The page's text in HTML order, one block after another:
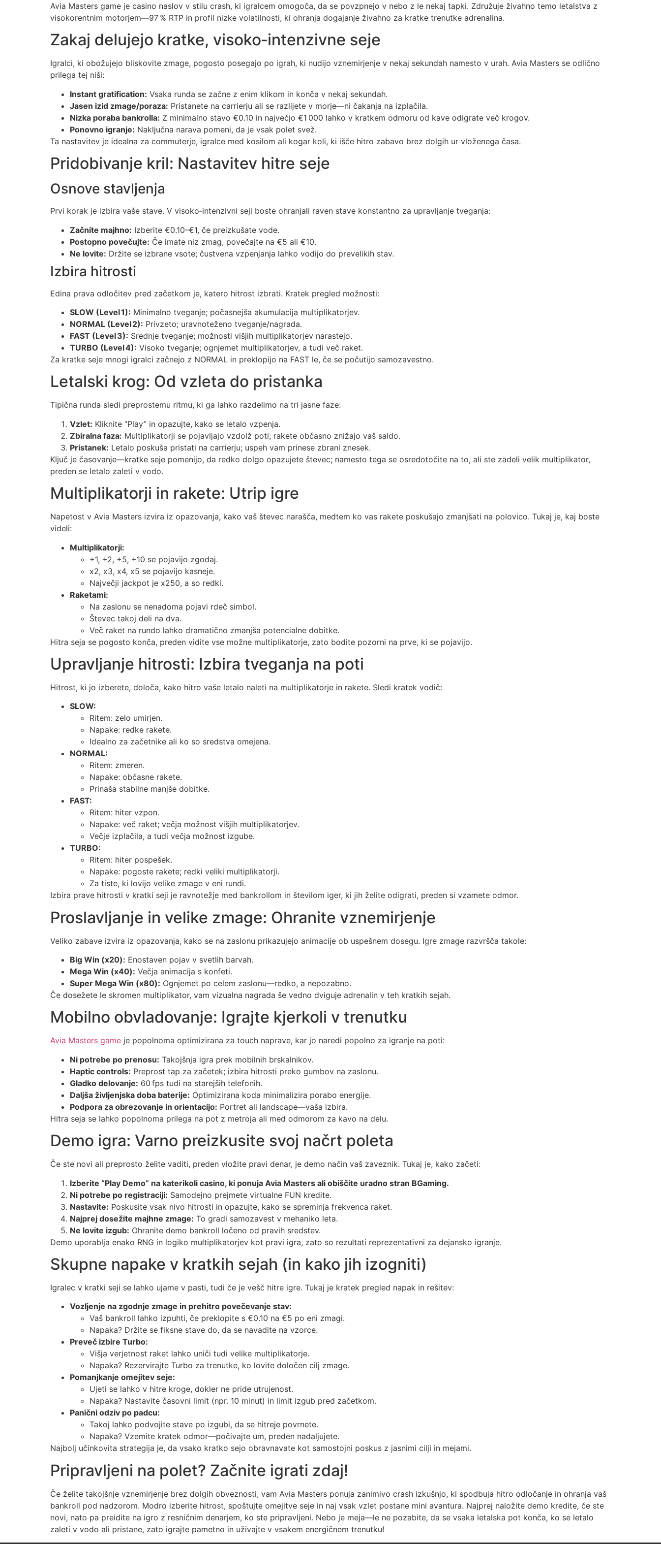
Avia Masters game je casino naslov v stilu crash, ki igralcem omogoča, da se povzpnejo v nebo z le nekaj tapki. Združuje živahno temo letalstva z
visokorentnim motorjem—97 % RTP in profil nizke volatilnosti, ki ohranja dogajanje živahno za kratke trenutke adrenalina.
Zakaj delujejo kratke, visoko‑intenzivne seje
Igralci, ki obožujejo bliskovite zmage, pogosto posegajo po igrah, ki nudijo vznemirjenje v nekaj sekundah namesto v urah. Avia Masters se odlično
prilega tej niši:
Instant gratification: Vsaka runda se začne z enim klikom in konča v nekaj sekundah.
Jasen izid zmage/poraza: Pristanete na carrierju ali se razlijete v morje—ni čakanja na izplačila.
Nizka poraba bankrolla: Z minimalno stavo €0.10 in največjo €1 000 lahko v kratkem odmoru od kave odigrate več krogov.
Ponovno igranje: Naključna narava pomeni, da je vsak polet svež.
Ta nastavitev je idealna za commuterje, igralce med kosilom ali kogar koli, ki išče hitro zabavo brez dolgih ur vloženega časa.
Pridobivanje kril: Nastavitev hitre seje
Osnove stavljenja
Prvi korak je izbira vaše stave. V visoko‑intenzivni seji boste ohranjali raven stave konstantno za upravljanje tveganja:
Začnite majhno: Izberite €0.10–€1, če preizkušate vode.
Postopno povečujte: Če imate niz zmag, povečajte na €5 ali €10.
Ne lovite: Držite se izbrane vsote; čustvena vzpenjanja lahko vodijo do prevelikih stav.
Izbira hitrosti
Edina prava odločitev pred začetkom je, katero hitrost izbrati. Kratek pregled možnosti:
SLOW (Level 1): Minimalno tveganje; počasnejša akumulacija multiplikatorjev.
NORMAL (Level 2): Privzeto; uravnoteženo tveganje/nagrada.
FAST (Level 3): Srednje tveganje; možnosti višjih multiplikatorjev narastejo.
TURBO (Level 4): Visoko tveganje; ognjemet multiplikatorjev, a tudi več raket.
Za kratke seje mnogi igralci začnejo z NORMAL in preklopijo na FAST le, če se počutijo samozavestno.
Letalski krog: Od vzleta do pristanka
Tipična runda sledi preprostemu ritmu, ki ga lahko razdelimo na tri jasne faze:
Vzlet: Kliknite “Play” in opazujte, kako se letalo vzpenja.
Zbiralna faza: Multiplikatorji se pojavljajo vzdolž poti; rakete občasno znižajo vaš saldo.
Pristanek: Letalo poskuša pristati na carrierju; uspeh vam prinese zbrani znesek.
Ključ je časovanje—kratke seje pomenijo, da redko dolgo opazujete števec; namesto tega se osredotočite na to, ali ste zadeli velik multiplikator,
preden se letalo zaleti v vodo.
Multiplikatorji in rakete: Utrip igre
Napetost v Avia Masters izvira iz opazovanja, kako vaš števec narašča, medtem ko vas rakete poskušajo zmanjšati na polovico. Tukaj je, kaj boste
videli:
Multiplikatorji:
+1, +2, +5, +10 se pojavijo zgodaj.
x2, x3, x4, x5 se pojavijo kasneje.
Največji jackpot je x250, a so redki.
Raketami:
Na zaslonu se nenadoma pojavi rdeč simbol.
Števec takoj deli na dva.
Več raket na rundo lahko dramatično zmanjša potencialne dobitke.
Hitra seja se pogosto konča, preden vidite vse možne multiplikatorje, zato bodite pozorni na prve, ki se pojavijo.
Upravljanje hitrosti: Izbira tveganja na poti
Hitrost, ki jo izberete, določa, kako hitro vaše letalo naleti na multiplikatorje in rakete. Sledi kratek vodič:
SLOW:
Ritem: zelo umirjen.
Napake: redke rakete.
Idealno za začetnike ali ko so sredstva omejena.
NORMAL:
Ritem: zmeren.
Napake: občasne rakete.
Prinaša stabilne manjše dobitke.
FAST:
Ritem: hiter vzpon.
Napake: več raket; večja možnost višjih multiplikatorjev.
Večje izplačila, a tudi večja možnost izgube.
TURBO:
Ritem: hiter pospešek.
Napake: pogoste rakete; redki veliki multiplikatorji.
Za tiste, ki lovijo velike zmage v eni rundi.
Izbira prave hitrosti v kratki seji je ravnotežje med bankrollom in številom iger, ki jih želite odigrati, preden si vzamete odmor.
Proslavljanje in velike zmage: Ohranite vznemirjenje
Veliko zabave izvira iz opazovanja, kako se na zaslonu prikazujejo animacije ob uspešnem dosegu. Igre zmage razvršča takole:
Big Win (x20): Enostaven pojav v svetlih barvah.
Mega Win (x40): Večja animacija s konfeti.
Super Mega Win (x80): Ognjemet po celem zaslonu—redko, a nepozabno.
Če dosežete le skromen multiplikator, vam vizualna nagrada še vedno dviguje adrenalin v teh kratkih sejah.
Mobilno obvladovanje: Igrajte kjerkoli v trenutku
Avia Masters game je popolnoma optimizirana za touch naprave, kar jo naredi popolno za igranje na poti:
Ni potrebe po prenosu: Takojšnja igra prek mobilnih brskalnikov.
Haptic controls: Preprost tap za začetek; izbira hitrosti preko gumbov na zaslonu.
Gladko delovanje: 60 fps tudi na starejših telefonih.
Daljša življenjska doba baterije: Optimizirana koda minimalizira porabo energije.
Podpora za obrezovanje in orientacijo: Portret ali landscape—vaša izbira.
Hitra seja se lahko popolnoma prilega na pot z metroja ali med odmorom za kavo na delu.
Demo igra: Varno preizkusite svoj načrt poleta
Če ste novi ali preprosto želite vaditi, preden vložite pravi denar, je demo način vaš zaveznik. Tukaj je, kako začeti:
Izberite “Play Demo” na katerikoli casino, ki ponuja Avia Masters ali obiščite uradno stran BGaming.
Ni potrebe po registraciji: Samodejno prejmete virtualne FUN kredite.
Nastavite: Poskusite vsak nivo hitrosti in opazujte, kako se spreminja frekvenca raket.
Najprej dosežite majhne zmage: To gradi samozavest v mehaniko leta.
Ne lovite izgub: Ohranite demo bankroll ločeno od pravih sredstev.
Demo uporablja enako RNG in logiko multiplikatorjev kot pravi igra, zato so rezultati reprezentativni za dejansko igranje.
Skupne napake v kratkih sejah (in kako jih izogniti)
Igralec v kratki seji se lahko ujame v pasti, tudi če je vešč hitre igre. Tukaj je kratek pregled napak in rešitev:
Vozljenje na zgodnje zmage in prehitro povečevanje stav:
Vaš bankroll lahko izpuhti, če preklopite s €0.10 na €5 po eni zmagi.
Napaka? Držite se fiksne stave do, da se navadite na vzorce.
Preveč izbire Turbo:
Višja verjetnost raket lahko uniči tudi velike multiplikatorje.
Napaka? Rezervirajte Turbo za trenutke, ko lovite določen cilj zmage.
Pomanjkanje omejitev seje:
Ujeti se lahko v hitre kroge, dokler ne pride utrujenost.
Napaka? Nastavite časovni limit (npr. 10 minut) in limit izgub pred začetkom.
Panični odziv po padcu:
Takoj lahko podvojite stave po izgubi, da se hitreje povrnete.
Napaka? Vzemite kratek odmor—počivajte um, preden nadaljujete.
Najbolj učinkovita strategija je, da vsako kratko sejo obravnavate kot samostojni poskus z jasnimi cilji in mejami.
Pripravljeni na polet? Začnite igrati zdaj!
Če želite takojšnje vznemirjenje brez dolgih obveznosti, vam Avia Masters ponuja zanimivo crash izkušnjo, ki spodbuja hitro odločanje in ohranja vaš
bankroll pod nadzorom. Modro izberite hitrost, spoštujte omejitve seje in naj vsak vzlet postane mini avantura. Najprej naložite demo kredite, če ste
novi, nato pa preidite na igro z resničnim denarjem, ko ste pripravljeni. Nebo je meja—le ne pozabite, da se vsaka letalska pot konča, ko se letalo
zaleti v vodo ali pristane, zato igrajte pametno in uživajte v vsakem energičnem trenutku!